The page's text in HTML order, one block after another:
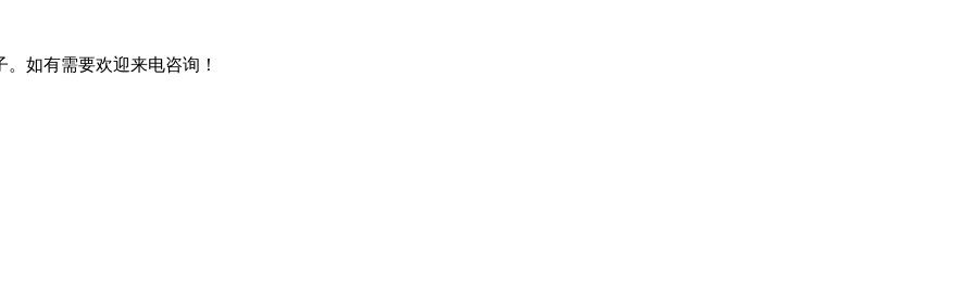
如有需要欢迎来电咨询！